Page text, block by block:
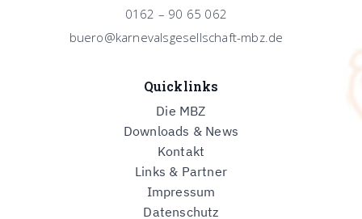
0162 – 90 65 062
buero@karnevalsgesellschaft-mbz.de
Quicklinks
Die MBZ
Downloads & News
Kontakt
Links & Partner
Impressum
Datenschutz